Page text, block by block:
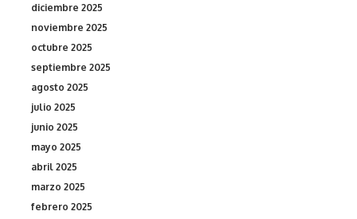
diciembre 2025
noviembre 2025
octubre 2025
septiembre 2025
agosto 2025
julio 2025
junio 2025
mayo 2025
abril 2025
marzo 2025
febrero 2025